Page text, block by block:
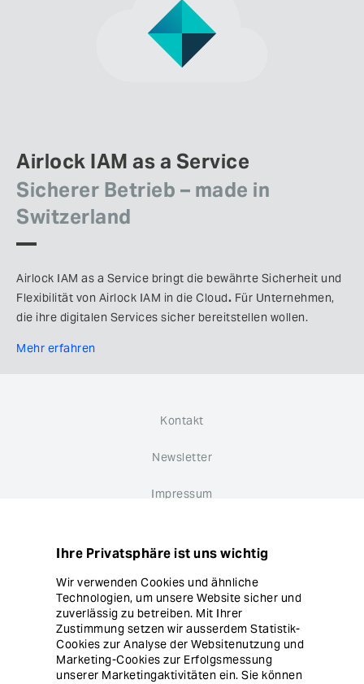
Airlock IAM as a Service
Sicherer Betrieb – made in
Switzerland
Airlock IAM as a Service bringt die bewährte Sicherheit und
Flexibilität von Airlock IAM in die Cloud. Für Unternehmen,
die ihre digitalen Services sicher bereitstellen wollen.
Mehr erfahren
Kontakt
Newsletter
Impressum
Cookie Einstellungen
Ihre Privatsphäre ist uns wichtig
Wir verwenden Cookies und ähnliche
Technologien, um unsere Website sicher und
zuverlässig zu betreiben. Mit Ihrer
Zustimmung setzen wir ausserdem Statistik-
Cookies zur Analyse der Websitenutzung und
Marketing-Cookies zur Erfolgsmessung
unserer Marketingaktivitäten ein. Sie können